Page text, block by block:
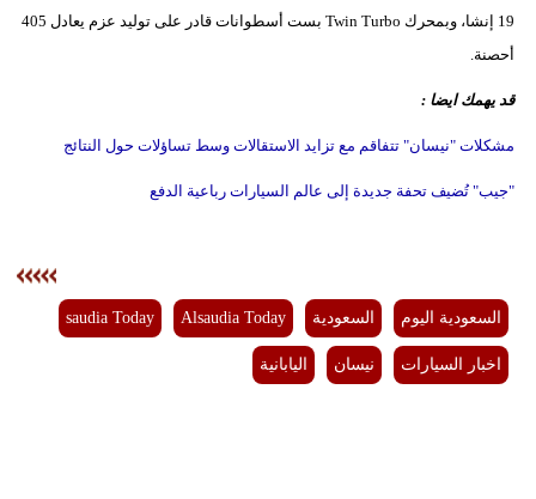
19 إنشا، وبمحرك Twin Turbo بست أسطوانات قادر على توليد عزم يعادل 405
أحصنة.
قد يهمك ايضا :
مشكلات "نيسان" تتفاقم مع تزايد الاستقالات وسط تساؤلات حول النتائج
"جيب" تُضيف تحفة جديدة إلى عالم السيارات رباعية الدفع
السعودية اليوم السعودية Alsaudia Today
saudia Today
اخبار السيارات نيسان اليابانية